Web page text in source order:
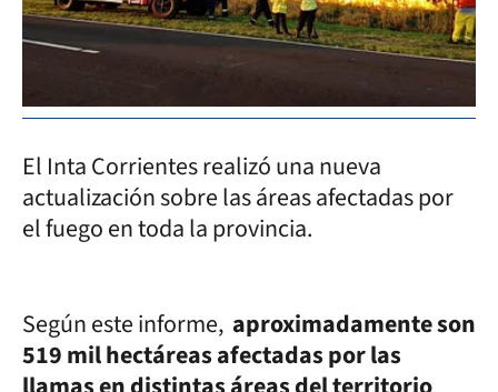
El Inta Corrientes realizó una nueva
actualización sobre las áreas afectadas por
el fuego en toda la provincia.
Según este informe, aproximadamente son
519 mil hectáreas afectadas por las